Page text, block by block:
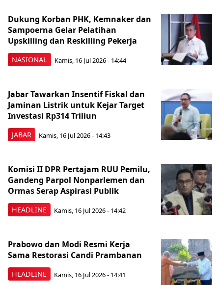
NASIONAL
Dukung Korban PHK, Kemnaker dan
Sampoerna Gelar Pelatihan
Upskilling dan Reskilling Pekerja
Kamis, 16 Jul 2026 - 14:44
JABAR
Jabar Tawarkan Insentif Fiskal dan
Jaminan Listrik untuk Kejar Target
Investasi Rp314 Triliun
Kamis, 16 Jul 2026 - 14:43
HEADLINE
Komisi II DPR Pertajam RUU Pemilu,
Gandeng Parpol Nonparlemen dan
Ormas Serap Aspirasi Publik
Kamis, 16 Jul 2026 - 14:42
HEADLINE
Prabowo dan Modi Resmi Kerja
Sama Restorasi Candi Prambanan
Kamis, 16 Jul 2026 - 14:41